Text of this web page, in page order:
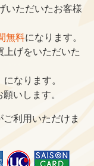
いただいたお客様
無料になります。
上げをいただいた
になります。
いします。
利用いただけま